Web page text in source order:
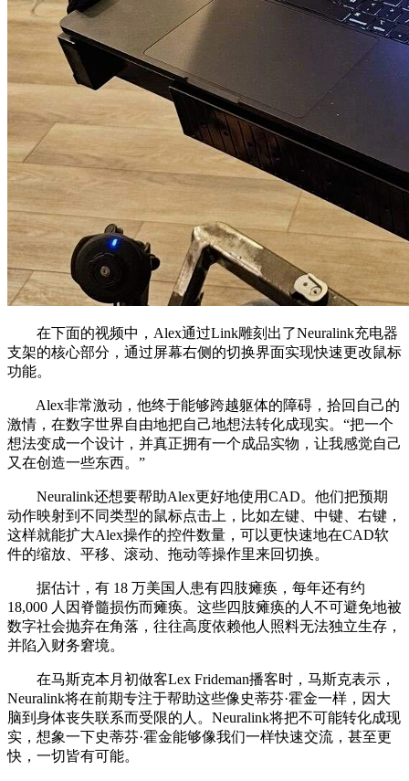
在下面的视频中，Alex通过Link雕刻出了Neuralink充电器
支架的核心部分，通过屏幕右侧的切换界面实现快速更改鼠标
功能。
Alex非常激动，他终于能够跨越躯体的障碍，拾回自己的
激情，在数字世界自由地把自己地想法转化成现实。“把一个
想法变成一个设计，并真正拥有一个成品实物，让我感觉自己
又在创造一些东西。”
Neuralink还想要帮助Alex更好地使用CAD。他们把预期
动作映射到不同类型的鼠标点击上，比如左键、中键、右键，
这样就能扩大Alex操作的控件数量，可以更快速地在CAD软
件的缩放、平移、滚动、拖动等操作里来回切换。
据估计，有 18 万美国人患有四肢瘫痪，每年还有约
18,000 人因脊髓损伤而瘫痪。这些四肢瘫痪的人不可避免地被
数字社会抛弃在角落，往往高度依赖他人照料无法独立生存，
并陷入财务窘境。
在马斯克本月初做客Lex Frideman播客时，马斯克表示，
Neuralink将在前期专注于帮助这些像史蒂芬·霍金一样，因大
脑到身体丧失联系而受限的人。Neuralink将把不可能转化成现
实，想象一下史蒂芬·霍金能够像我们一样快速交流，甚至更
快，一切皆有可能。